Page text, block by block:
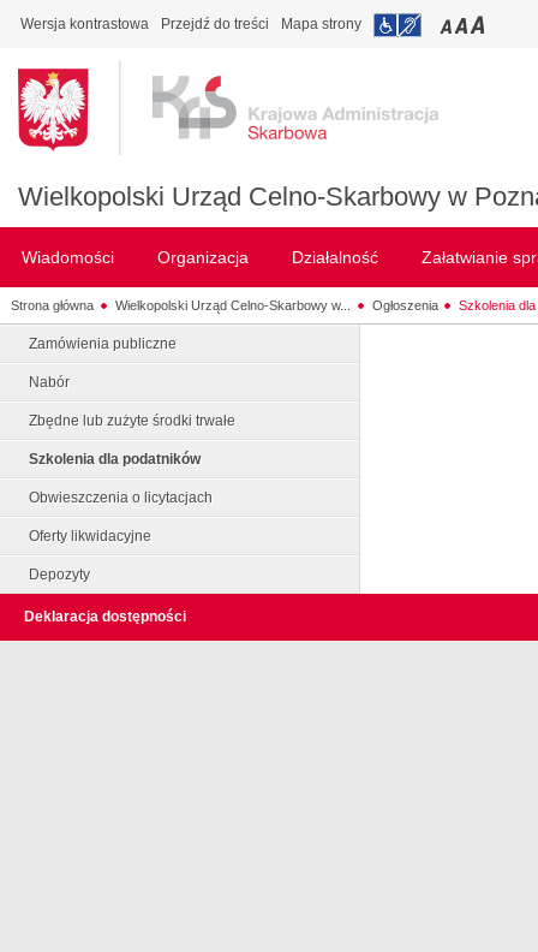
Wersja kontrastowa Przejdź do treści Mapa strony
Wielkopolski Urząd Celno-Skarbowy w
Wiadomości Organizacja Działalność Załatwianie
Strona główna Wielkopolski Urząd Celno-Skarbowy w... Ogłoszenia Szkolenia
Zamówienia publiczne
Nabór
Zbędne lub zużyte środki trwałe
Szkolenia dla podatników
Obwieszczenia o licytacjach
Oferty likwidacyjne
Depozyty
Deklaracja dostępności